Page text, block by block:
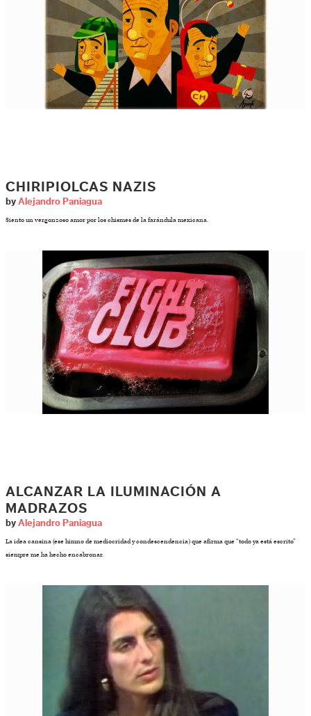
CHIRIPIOLCAS NAZIS
by Alejandro Paniagua
Siento un vergonzoso amor por los chismes de la farándula mexicana.
ALCANZAR LA ILUMINACIÓN A
MADRAZOS
by Alejandro Paniagua
La idea cansina (ese himno de mediocridad y condescendencia) que afirma que “todo ya está escrito”
siempre me ha hecho encabronar.